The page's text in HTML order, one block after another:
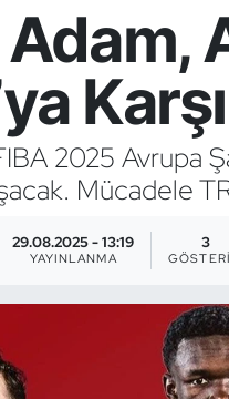
Karşı
FIBA 2025 Avrupa
Mücadele
29.08.2025 - 13:19
YAYINLANMA
3